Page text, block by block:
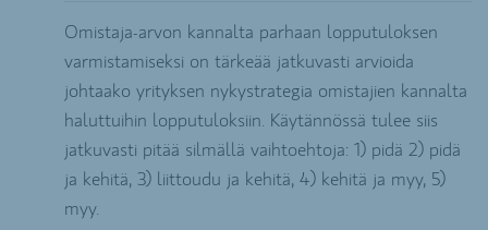
Omistaja-arvon kannalta parhaan lopputuloksen
varmistamiseksi on tärkeää jatkuvasti arvioida
johtaako yrityksen nykystrategia omistajien kannalta
haluttuihin lopputuloksiin. Käytännössä tulee siis
jatkuvasti pitää silmällä vaihtoehtoja: 1) pidä 2) pidä
ja kehitä, 3) liittoudu ja kehitä, 4) kehitä ja myy, 5)
myy.